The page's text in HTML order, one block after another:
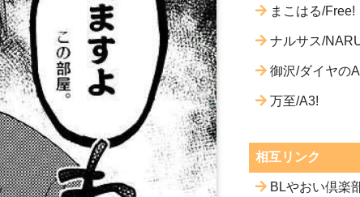
まこはる/Free!
ナルサス/
御沢/ダイヤのA
万至/A3!
相互リンク
BLやおい倶楽